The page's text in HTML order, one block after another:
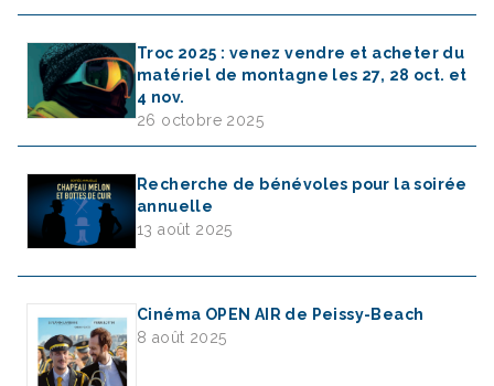
Troc 2025 : venez vendre et acheter du
matériel de montagne les 27, 28 oct. et
4 nov.
26 octobre 2025
Recherche de bénévoles pour la soirée
annuelle
13 août 2025
Cinéma OPEN AIR de Peissy-Beach
8 août 2025